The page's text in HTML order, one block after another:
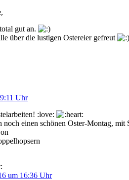
gut an.
über die lustigen Ostereier gefreut
Uhr
:love:
noch einen schönen Oster-Montag, mit
um 16:36 Uhr